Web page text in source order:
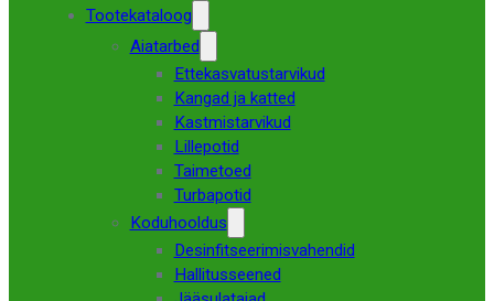
Tootekataloog
Aiatarbed
Ettekasvatustarvikud
Kangad ja katted
Kastmistarvikud
Lillepotid
Taimetoed
Turbapotid
Koduhooldus
Desinfitseerimisvahendid
Hallitusseened